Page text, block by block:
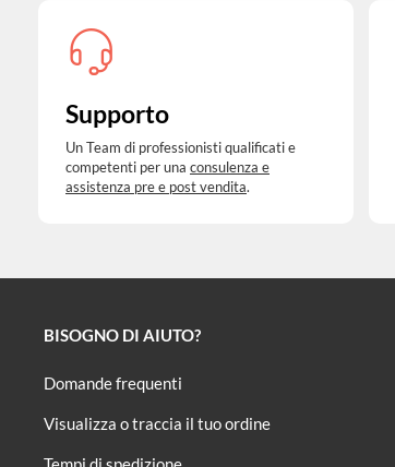
Supporto
Un Team di professionisti qualificati e
competenti per una consulenza e
assistenza pre e post vendita.
BISOGNO DI AIUTO?
Domande frequenti
Visualizza o traccia il tuo ordine